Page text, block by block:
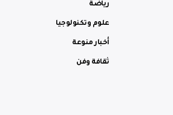
رياضة
علوم وتكنولوجيا
أخبار منوعة
ثقافة وفن